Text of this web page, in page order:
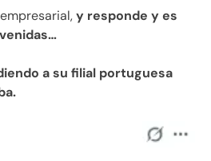
y responde y es
a su filial portuguesa